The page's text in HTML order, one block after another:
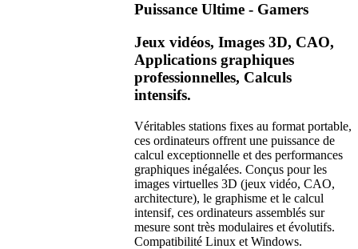
Puissance Ultime - Gamers
Jeux vidéos, Images 3D, CAO,
Applications graphiques
professionnelles, Calculs
intensifs.
Véritables stations fixes au format portable,
ces ordinateurs offrent une puissance de
calcul exceptionnelle et des performances
graphiques inégalées. Conçus pour les
images virtuelles 3D (jeux vidéo, CAO,
architecture), le graphisme et le calcul
intensif, ces ordinateurs assemblés sur
mesure sont très modulaires et évolutifs.
Compatibilité Linux et Windows.